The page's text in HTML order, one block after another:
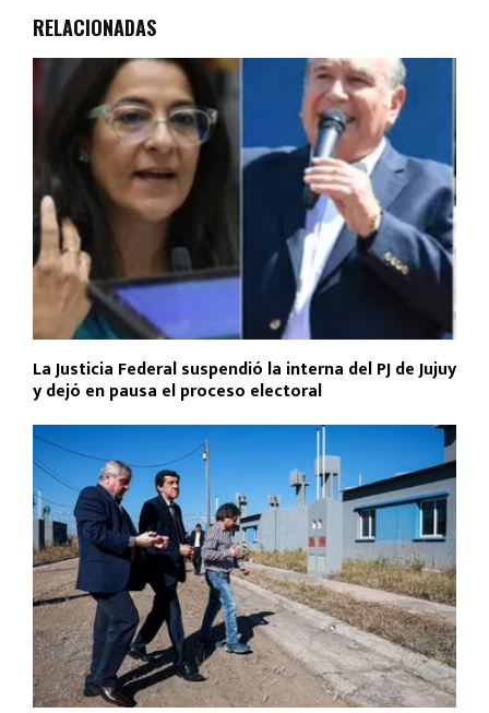
RELACIONADAS
La Justicia Federal suspendió la interna del PJ de Jujuy
y dejó en pausa el proceso electoral